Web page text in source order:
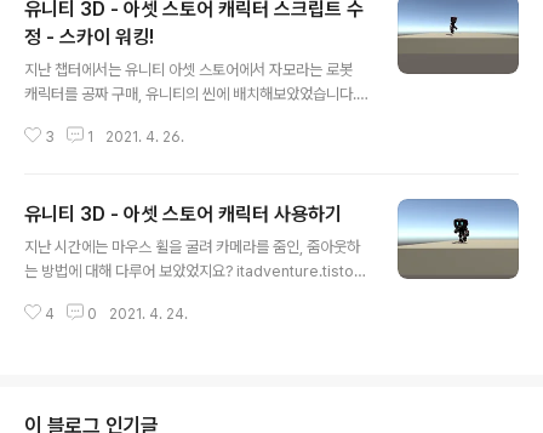
유니티 3D - 아셋 스토어 캐릭터 스크립트 수
정 - 스카이 워킹!
지난 챕터에서는 유니티 아셋 스토어에서 자모라는 로봇
캐릭터를 공짜 구매, 유니티의 씬에 배치해보았었습니다. it
어 캐릭터 사용하기 지난 시간에는 마우스 휠을 굴려 카메
oom In/Out 지난 닉네임 같은 크기 글씨에 이어 이번에는
itadventure.tistory.com 이번 시간에는 이 캐릭터의
조작방법을 수정해볼텐데요. 점프는 지난번에 해보았으니
이 워킹이라는 건데요. 스페이스바를 누르면 점프하는게
3 1 2021. 4. 26.
유니티 3D - 아셋 스토어 캐릭터 사용하기
지난 시간에는 마우스 휠을 굴려 카메라를 줌인, 줌아웃하
는 방법에 대해 다루어 보았었지요? itadventure.tistor
닉네임 같은 크기 글씨에 이어 이번에는 마우스 휠을 돌려
com 큐브 플레이어가 이제 친숙해질대로 친숙해진 지금
4 0 2021. 4. 24.
이 블로그 인기글